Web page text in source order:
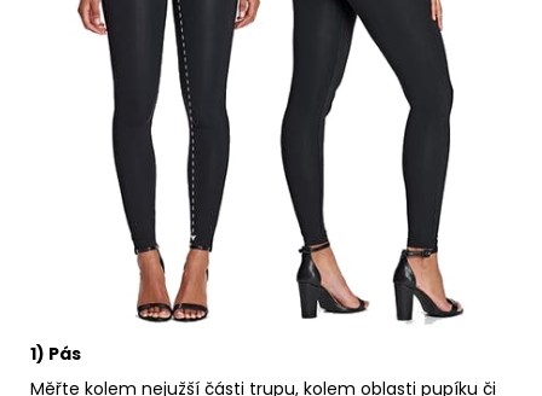
1) Pás
Měřte kolem nejužší části trupu, kolem oblasti pupíku či